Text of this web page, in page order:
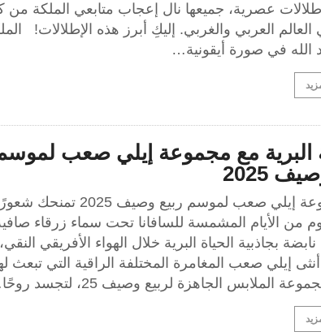
عصرية، جميعها نال إعجاب متابعي الملكة من
العربي والغربي. إليكِ أبرز هذه الإطلالات!
الله في صورة أيقونية…
البرية مع مجموعة إيلي صعب
2025
مع مجموعة إيلي صعب لموسم ربيع وصيف 2025 تمنحك شعورًا
من الأيام المشمسة للسافانا تحت سماء زرقاء
نابضة بجاذبية الحياة البرية خلال الهواء الأفريقي النقي،
إيلي صعب المغامرة المختلفة الراقية التي تبعث
الملابس الجاهزة لربيع وصيف 25، لتجسد روحًا…